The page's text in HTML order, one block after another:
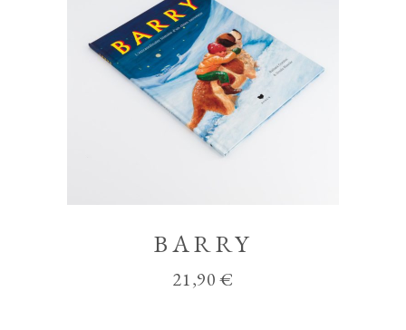
BARRY
21,90€